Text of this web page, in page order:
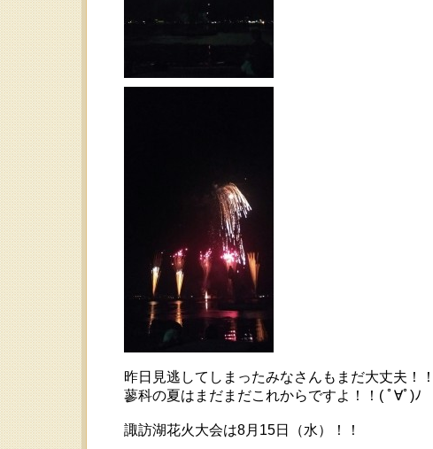
昨日見逃してしまったみなさんもまだ大丈夫！！
蓼科の夏はまだまだこれからですよ！！( ﾟ∀ﾟ)ﾉ
諏訪湖花火大会は8月15日（水）！！